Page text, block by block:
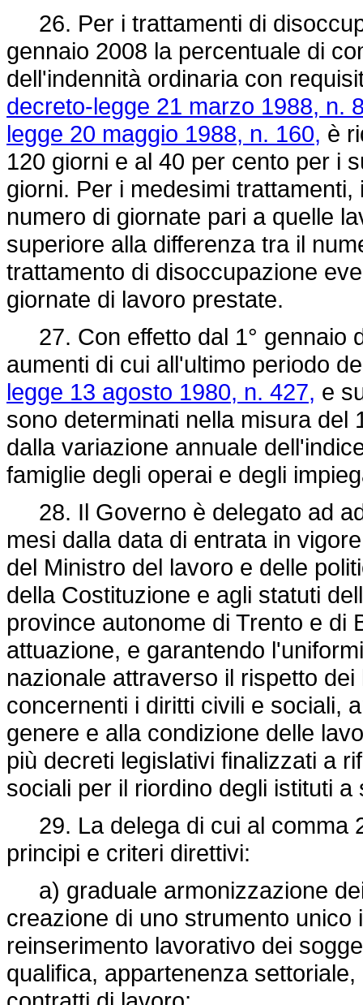
26. Per i trattamenti di
gennaio 2008 la percentuale di
dell'indennità ordinaria con
decreto-legge 21 marzo 1988, n.
legge 20 maggio 1988, n. 160, è
120 giorni e al 40 per cento per i
giorni. Per i medesimi
numero di giornate pari a quelle
superiore alla differenza tra il
trattamento di disoccupazione
giornate di lavoro prestate.
27. Con effetto dal 1° gennaio
aumenti di cui all'ultimo periodo
legge 13 agosto 1980, n. 427, e
sono determinati nella misura del
dalla variazione annuale
famiglie degli operai e degli
28. Il Governo è delegato ad
mesi dalla data di entrata in
del Ministro del lavoro e delle
della Costituzione e agli statuti
province autonome di Trento e di
attuazione, e garantendo
nazionale attraverso il rispetto
concernenti i diritti civili e sociali,
genere e alla condizione delle
più decreti legislativi finalizzati a
sociali per il riordino degli istituti
29. La delega di cui al comma
principi e criteri direttivi:
a) graduale armonizzazione
creazione di uno strumento
reinserimento lavorativo dei
qualifica, appartenenza